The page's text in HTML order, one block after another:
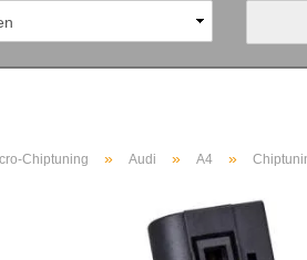
Chiptuning » Audi » A4 »